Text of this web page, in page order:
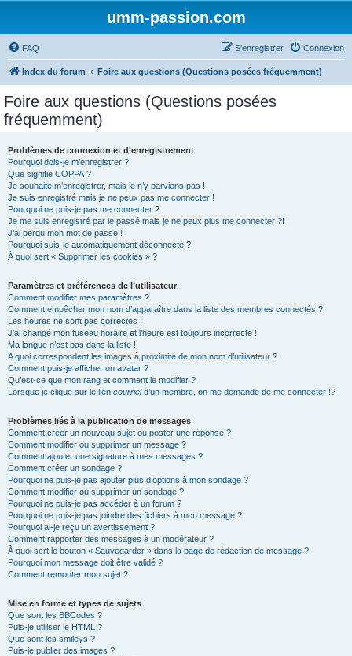
umm-passion.com
FAQ Connexion
S’enregistrer
Index du forum Foire aux questions (Questions posées fréquemment)
Foire aux questions (Questions posées
fréquemment)
Problèmes de connexion et d’enregistrement
Pourquoi dois-je m’enregistrer ?
Que signifie COPPA ?
Je souhaite m’enregistrer, mais je n’y parviens pas !
Je suis enregistré mais je ne peux pas me connecter !
Pourquoi ne puis-je pas me connecter ?
Je me suis enregistré par le passé mais je ne peux plus me connecter ?!
J’ai perdu mon mot de passe !
Pourquoi suis-je automatiquement déconnecté ?
À quoi sert « Supprimer les cookies » ?
Paramètres et préférences de l’utilisateur
Comment modifier mes paramètres ?
Comment empêcher mon nom d’apparaître dans la liste des membres connectés ?
Les heures ne sont pas correctes !
J’ai changé mon fuseau horaire et l’heure est toujours incorrecte !
Ma langue n’est pas dans la liste !
A quoi correspondent les images à proximité de mon nom d’utilisateur ?
Comment puis-je afficher un avatar ?
Qu’est-ce que mon rang et comment le modifier ?
Lorsque je clique sur le lien courrield’un membre, on me demande de me connecter !?
Problèmes liés à la publication de messages
Comment créer un nouveau sujet ou poster une réponse ?
Comment modifier ou supprimer un message ?
Comment ajouter une signature à mes messages ?
Comment créer un sondage ?
Pourquoi ne puis-je pas ajouter plus d’options à mon sondage ?
Comment modifier ou supprimer un sondage ?
Pourquoi ne puis-je pas accéder à un forum ?
Pourquoi ne puis-je pas joindre des fichiers à mon message ?
Pourquoi ai-je reçu un avertissement ?
Comment rapporter des messages à un modérateur ?
À quoi sert le bouton « Sauvegarder » dans la page de rédaction de message ?
Pourquoi mon message doit être validé ?
Comment remonter mon sujet ?
Mise en forme et types de sujets
Que sont les BBCodes ?
Puis-je utiliser le HTML ?
Que sont les smileys ?
Puis-je publier des images ?